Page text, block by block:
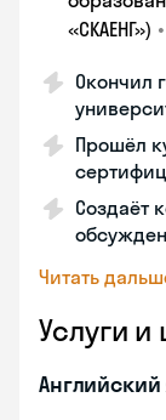
«СКАЕНГ») •
Окончил
Прошёл
Создаёт
Читать
Услуги и